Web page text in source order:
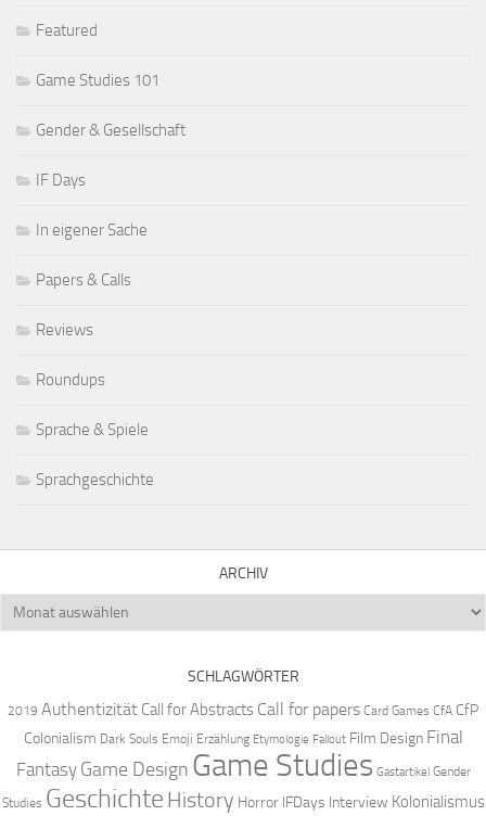
Featured
Game Studies 101
Gender & Gesellschaft
IF Days
In eigener Sache
Papers & Calls
Reviews
Roundups
Sprache & Spiele
Sprachgeschichte
ARCHIV
Archiv
SCHLAGWÖRTER
2019 Authentizität Call for Abstracts Call for papers Card Games CfA CfP
Colonialism Dark Souls Emoji Erzählung Etymologie Fallout Film Design Final
Fantasy Game Design Game Studies Gastartikel Gender
Studies Geschichte History Horror IFDays Interview Kolonialismus